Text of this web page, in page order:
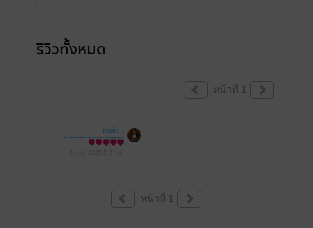
รีวิวทั้งหมด
หน้าที่ 1
มีแล้ว -
ไพบูลย์ พันธ์ุเมือง
หน้าที่ 1